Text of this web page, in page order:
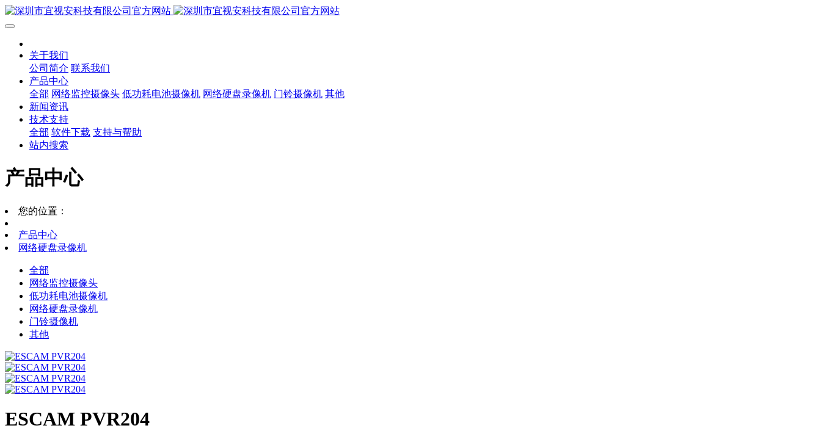
关于我们
公司简介 联系我们
产品中心
全部 网络监控摄像头 低功耗电池摄像机 网络硬盘录像机 门铃摄像机 其他
新闻资讯
技术支持
全部 软件下载 支持与帮助
站内搜索
产品中心
您的位置：
产品中心
网络硬盘录像机
全部
网络监控摄像头
低功耗电池摄像机
网络硬盘录像机
门铃摄像机
其他
ESCAM PVR204